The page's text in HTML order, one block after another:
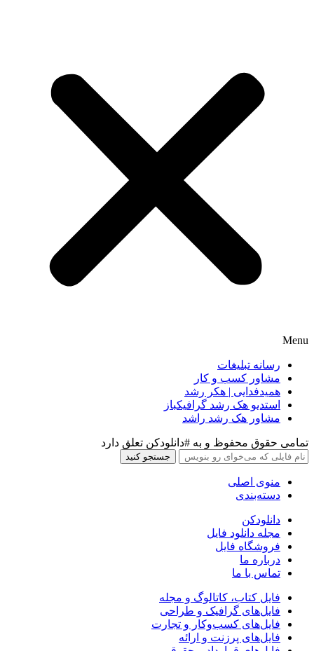
Menu
رسانه تبلیغات
مشاور کسب و کار
همیدفدایی | هکر رشد
استدیو هک رشد گرافیکباز
مشاور هک رشد راشد
تمامی حقوق محفوظ و به #دانلودکن تعلق دارد
جستجو کنید
منوی اصلی
دسته‌بندی
دانلودکن
مجله دانلود فایل
فروشگاه فایل
درباره ما
تماس با ما
فایل کتاب، کاتالوگ و مجله
فایل‌های گرافیک و طراحی
فایل‌های کسب‌وکار و تجارت
فایل‌های پرزنت و ارائه